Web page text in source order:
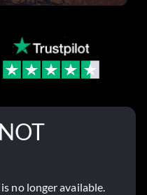
à jour 1.0.4
no longer available.